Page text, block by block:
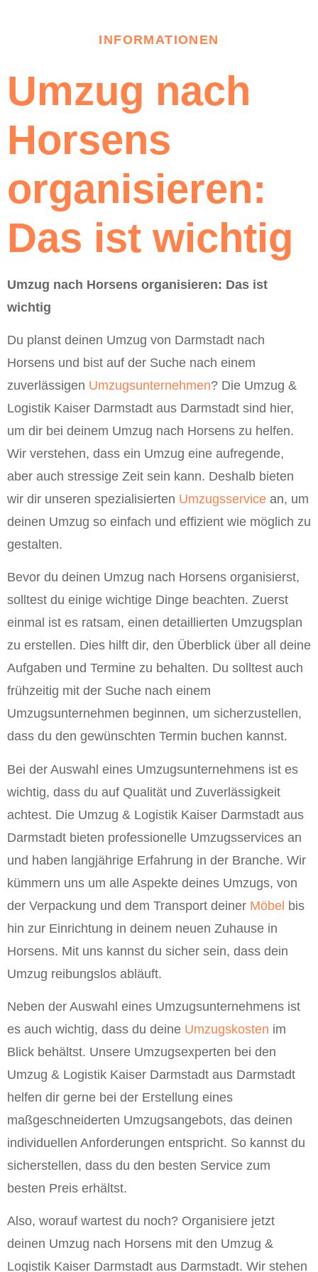
INFORMATIONEN
Umzug nach
Horsens
organisieren:
Das ist wichtig
Umzug nach Horsens organisieren: Das ist
wichtig
Du planst deinen Umzug von Darmstadt nach
Horsens und bist auf der Suche nach einem
zuverlässigen Umzugsunternehmen? Die Umzug &
Logistik Kaiser Darmstadt aus Darmstadt sind hier,
um dir bei deinem Umzug nach Horsens zu helfen.
Wir verstehen, dass ein Umzug eine aufregende,
aber auch stressige Zeit sein kann. Deshalb bieten
wir dir unseren spezialisierten Umzugsservice an, um
deinen Umzug so einfach und effizient wie möglich zu
gestalten.
Bevor du deinen Umzug nach Horsens organisierst,
solltest du einige wichtige Dinge beachten. Zuerst
einmal ist es ratsam, einen detaillierten Umzugsplan
zu erstellen. Dies hilft dir, den Überblick über all deine
Aufgaben und Termine zu behalten. Du solltest auch
frühzeitig mit der Suche nach einem
Umzugsunternehmen beginnen, um sicherzustellen,
dass du den gewünschten Termin buchen kannst.
Bei der Auswahl eines Umzugsunternehmens ist es
wichtig, dass du auf Qualität und Zuverlässigkeit
achtest. Die Umzug & Logistik Kaiser Darmstadt aus
Darmstadt bieten professionelle Umzugsservices an
und haben langjährige Erfahrung in der Branche. Wir
kümmern uns um alle Aspekte deines Umzugs, von
der Verpackung und dem Transport deiner Möbel bis
hin zur Einrichtung in deinem neuen Zuhause in
Horsens. Mit uns kannst du sicher sein, dass dein
Umzug reibungslos abläuft.
Neben der Auswahl eines Umzugsunternehmens ist
es auch wichtig, dass du deine Umzugskosten im
Blick behältst. Unsere Umzugsexperten bei den
Umzug & Logistik Kaiser Darmstadt aus Darmstadt
helfen dir gerne bei der Erstellung eines
maßgeschneiderten Umzugsangebots, das deinen
individuellen Anforderungen entspricht. So kannst du
sicherstellen, dass du den besten Service zum
besten Preis erhältst.
Also, worauf wartest du noch? Organisiere jetzt
deinen Umzug nach Horsens mit den Umzug &
Logistik Kaiser Darmstadt aus Darmstadt. Wir stehen